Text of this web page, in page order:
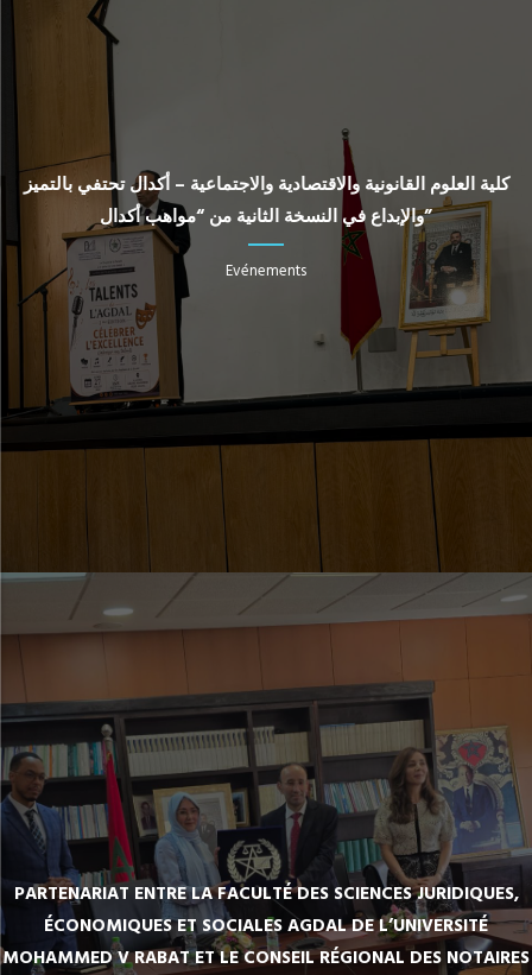
كلية العلوم القانونية والاقتصادية والاجتماعية – أكدال تحتفي بالتميز
والإبداع في النسخة الثانية من “مواهب أكدال”
Evénements
PARTENARIAT ENTRE LA FACULTÉ DES SCIENCES JURIDIQUES,
ÉCONOMIQUES ET SOCIALES AGDAL DE L’UNIVERSITÉ
MOHAMMED V RABAT ET LE CONSEIL RÉGIONAL DES NOTAIRES